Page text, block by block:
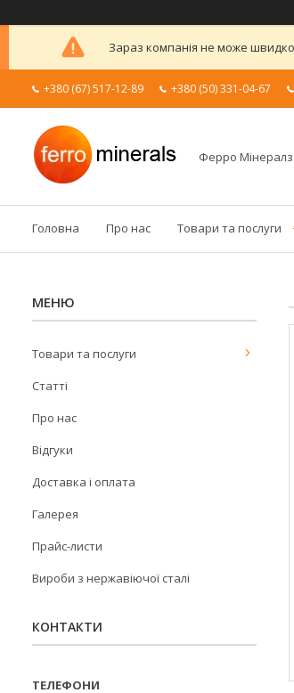
Зараз компанія не може
+380 (67) 517-12-89 +380 (50) 331-04-67
Ферро Мінералз
Головна Про нас Товари та послуги
Товари та послуги
Статті
Про нас
Відгуки
Доставка і оплата
Галерея
Прайс-листи
Вироби з нержавіючої сталі
КОНТАКТИ